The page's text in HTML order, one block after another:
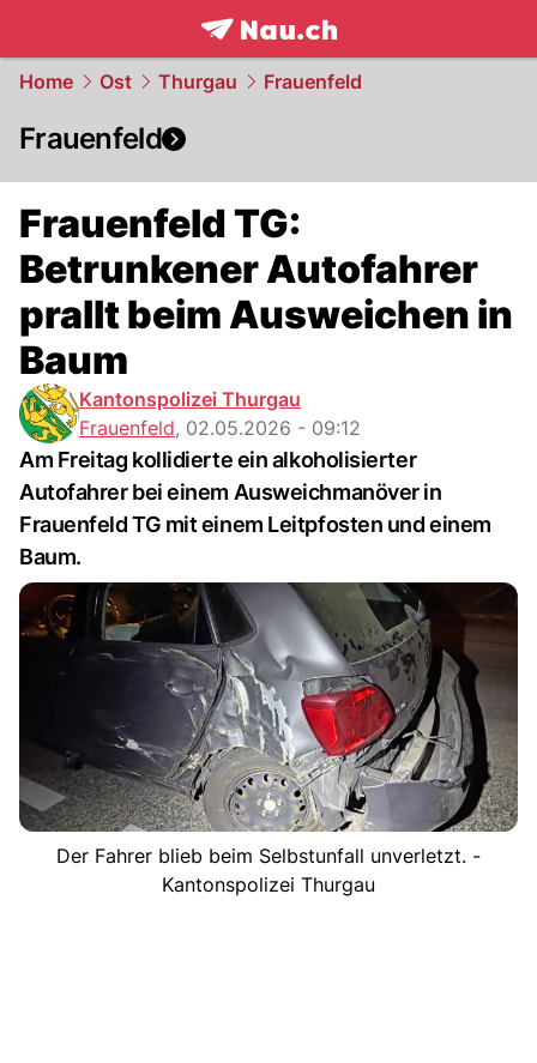
frontpage.NAU.ch
Home Ost Thurgau Frauenfeld
Frauenfeld
Frauenfeld TG:
Betrunkener Autofahrer
prallt beim Ausweichen in
Baum
Kantonspolizei Thurgau
Frauenfeld, 02.05.2026 - 09:12
Am Freitag kollidierte ein alkoholisierter
Autofahrer bei einem Ausweichmanöver in
Frauenfeld TG mit einem Leitpfosten und einem
Baum.
Der Fahrer blieb beim Selbstunfall unverletzt. -
Kantonspolizei Thurgau